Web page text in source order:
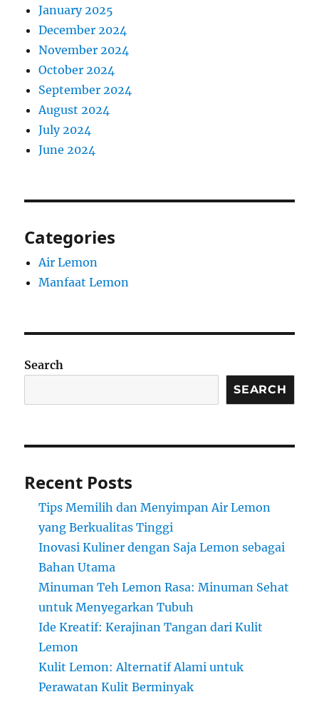
January 2025
December 2024
November 2024
October 2024
September 2024
August 2024
July 2024
June 2024
Categories
Air Lemon
Manfaat Lemon
Search
SEARCH
Recent Posts
Tips Memilih dan Menyimpan Air Lemon
yang Berkualitas Tinggi
Inovasi Kuliner dengan Saja Lemon sebagai
Bahan Utama
Minuman Teh Lemon Rasa: Minuman Sehat
untuk Menyegarkan Tubuh
Ide Kreatif: Kerajinan Tangan dari Kulit
Lemon
Kulit Lemon: Alternatif Alami untuk
Perawatan Kulit Berminyak